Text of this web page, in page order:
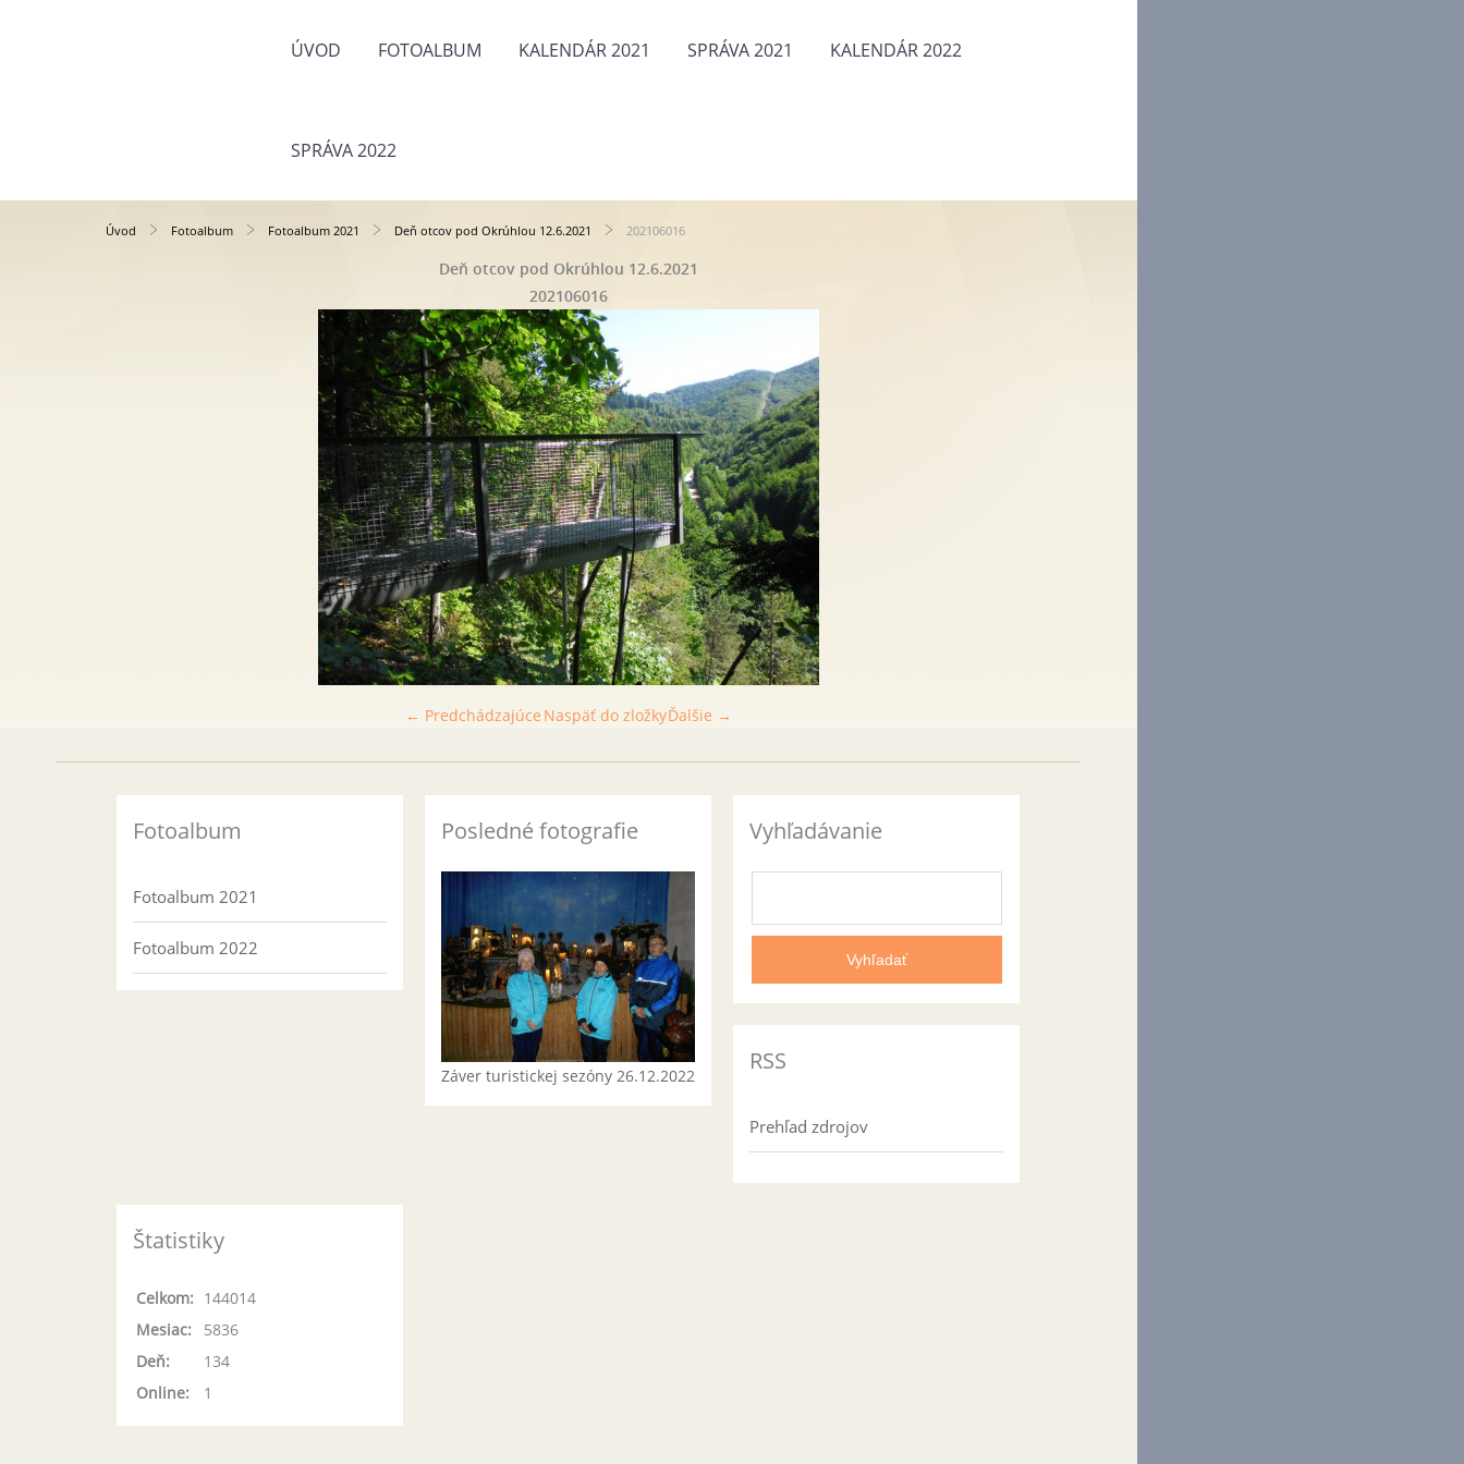
ÚVOD FOTOALBUM KALENDÁR 2021 SPRÁVA 2021 KALENDÁR 2022
SPRÁVA 2022
Úvod Fotoalbum Fotoalbum 2021 Deň otcov pod Okrúhlou 12.6.2021 202106016
Deň otcov pod Okrúhlou 12.6.2021
202106016
← Predchádzajúce Ďalšie →
Naspäť do zložky
Fotoalbum
Fotoalbum 2021
Fotoalbum 2022
Posledné fotografie
Záver turistickej sezóny 26.12.2022
Vyhľadávanie
RSS
Prehľad zdrojov
Štatistiky
Online: 1
Celkom: 144014
Mesiac:
5836
Deň:
134